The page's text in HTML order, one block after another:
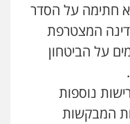
חתימה על הסדר
המצטרפת
על הביטחון
נוספות
המבקשות